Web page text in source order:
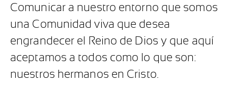
Comunicar a nuestro entorno que somos
una Comunidad viva que desea
engrandecer el Reino de Dios y que aquí
aceptamos a todos como lo que son:
nuestros hermanos en Cristo.